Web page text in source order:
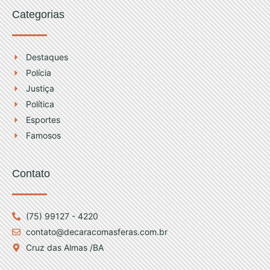
Categorias
Destaques
Polícia
Justiça
Política
Esportes
Famosos
Contato
(75) 99127 - 4220
contato@decaracomasferas.com.br
Cruz das Almas /BA